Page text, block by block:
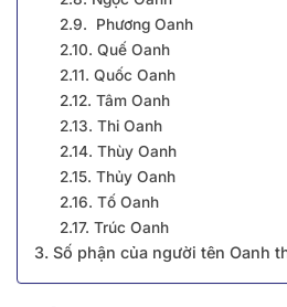
2.9. Phương Oanh
2.10. Quế Oanh
2.11. Quốc Oanh
2.12. Tâm Oanh
2.13. Thi Oanh
2.14. Thùy Oanh
2.15. Thủy Oanh
2.16. Tố Oanh
2.17. Trúc Oanh
3. Số phận của người tên Oanh